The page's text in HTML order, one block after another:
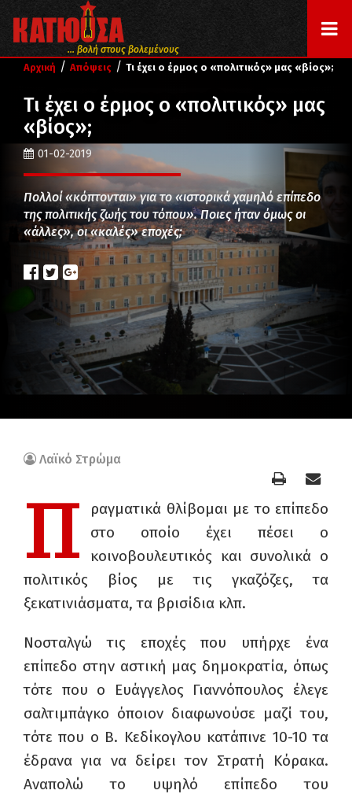
... βολή στους βολεμένους
Αρχική / Απόψεις / Τι έχει ο έρμος ο «πολιτικός» μας «βίος»;
Τι έχει ο έρμος ο «πολιτικός» μας
«βίος»;
01-02-2019
Πολλοί «κόπτονται» για το «ιστορικά χαμηλό επίπεδο
της πολιτικής ζωής του τόπου». Ποιες ήταν όμως οι
«άλλες», οι «καλές» εποχές;
Λαϊκό Στρώμα
Π
ραγματικά θλίβομαι με το επίπεδο
στο οποίο έχει πέσει ο
κοινοβουλευτικός και συνολικά ο
πολιτικός βίος με τις γκαζόζες, τα
ξεκατινιάσματα, τα βρισίδια κλπ.
Νοσταλγώ τις εποχές που υπήρχε ένα
επίπεδο στην αστική μας δημοκρατία, όπως
τότε που ο Ευάγγελος Γιαννόπουλος έλεγε
σαλτιμπάγκο όποιον διαφωνούσε μαζί του,
τότε που ο Β. Κεδίκογλου κατάπινε 10-10 τα
έδρανα για να δείρει τον Στρατή Κόρακα.
Αναπολώ το υψηλό επίπεδο του